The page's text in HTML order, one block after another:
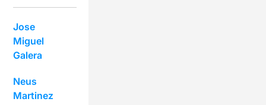
Jose
Miguel
Galera
Neus
Martinez